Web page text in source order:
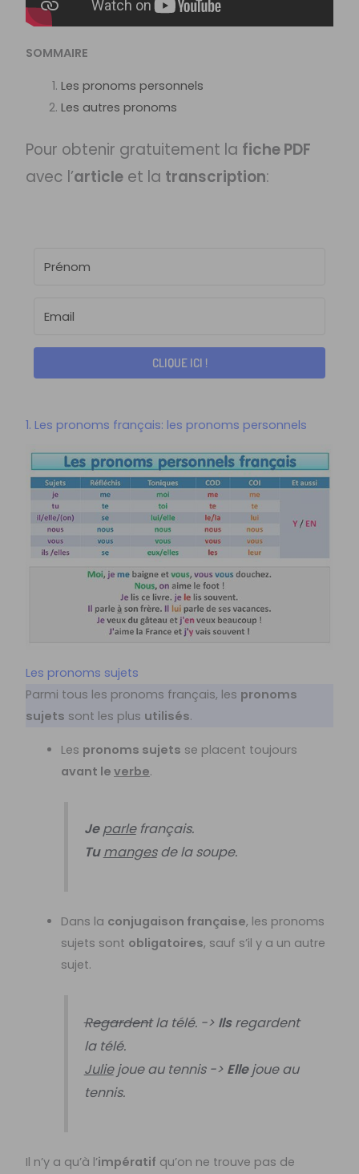
SOMMAIRE
Les pronoms personnels
Les autres pronoms
Pour obtenir gratuitement la fiche PDF
avec l’article et la transcription:
CLIQUE ICI !
1. Les pronoms français: les pronoms personnels
Les pronoms sujets
Parmi tous les pronoms français, les pronoms
sujets sont les plus utilisés.
Les pronoms sujets se placent toujours
avant le verbe.
Je parlefrançais.
Tu mangesde la soupe.
Dans la conjugaison française, les pronoms
sujets sont obligatoires, sauf s’il y a un autre
sujet.
Regardentla télé. -> Ilsregardent
la télé.
Juliejoue au tennis -> Ellejoue au
tennis.
Il n’y a qu’à l’impératif qu’on ne trouve pas de